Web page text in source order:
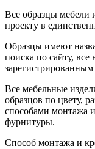
Все образцы мебели
проекту в
Образцы имеют
поиска по сайту, все
Все мебельные
образцов по цвету,
способами монтажа
фурнитуры.
Способ монтажа и